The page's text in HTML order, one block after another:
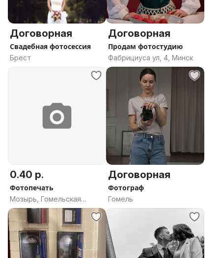
Договорная
Свадебная фотосессия
Брест
Договорная
Продам фотостудию
Фабрициуса ул, 4, Минск
0.40 р.
Фотопечать
Мозырь, Гомельская
область
Договорная
Фотограф
Гомель